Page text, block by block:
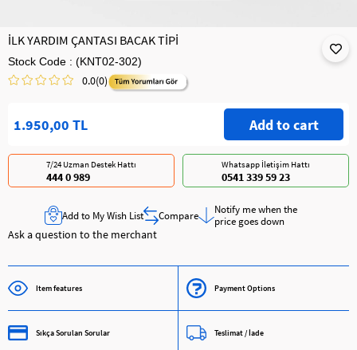
İLK YARDIM ÇANTASI BACAK TİPİ
Stock Code (KNT02-302)
0.0(0)
1.950,00 TL
Whatsapp İletişim Hattı
0541 339 59 23
7/24 Uzman Destek Hattı
444 0 989
Add to My Wish List Compare
Notify me when the
price goes down
Ask a question to the merchant
Item features Payment Options
Sıkça Sorulan Sorular Teslimat / İade